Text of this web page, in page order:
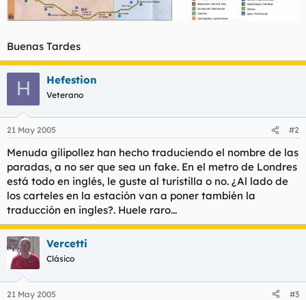
Buenas Tardes
H Hefestion
Veterano
21 May 2005 #2
Menuda gilipollez han hecho traduciendo el nombre de las
paradas, a no ser que sea un fake. En el metro de Londres
está todo en inglés, le guste al turistilla o no. ¿Al lado de
los carteles en la estación van a poner también la
traducción en ingles?. Huele raro...
Vercetti
Clásico
21 May 2005 #3